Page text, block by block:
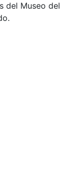
del Museo del